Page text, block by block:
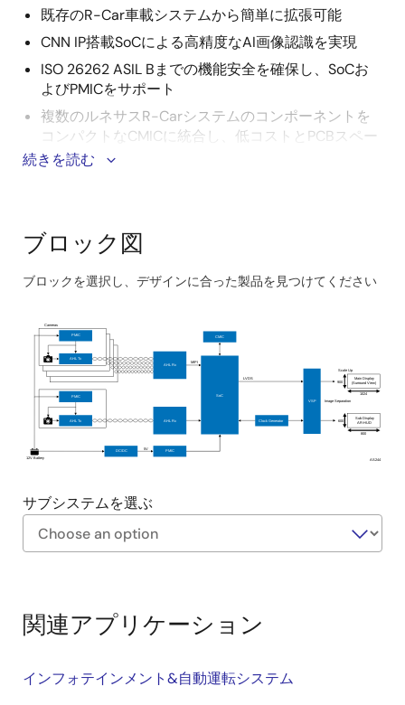
既存のR-Car車載システムから簡単に拡張可能
CNN IP搭載SoCによる高精度なAI画像認識を実現
ISO 26262 ASIL Bまでの機能安全を確保し、SoCお
よびPMICをサポート
複数のルネサスR-Carシステムのコンポーネントを
コンパクトなCMICに統合し、低コストとPCBスペー
スの削減で製品の差別化が可能
アナログビデオ伝送と信号品質の損失なしにより、
システムの複雑さを軽減
商用車やバスでのビデオデータ伝送用の長いケーブ
続きを読む
ブロック図
ブロックを選択し、デザインに合った製品を見つけてください
interactive
block
diagram
11pt text
AS244
AHL Tx
CMIC
12V Battery
Image Separation
Scale Up
LVDS
MIPI
5V
11pt text
AHL Rx
AHL Tx
900
1024
Main Display
(Surround View)
600
800
Sub Display
AR-HUD
Clock Generator
Cameras
DC/DC PMIC
VSP
SoC
AHL Rx
PMIC
PMIC
サブシステムを選ぶ
Diagram
関連アプリケーション
インフォテインメント&自動運転システム